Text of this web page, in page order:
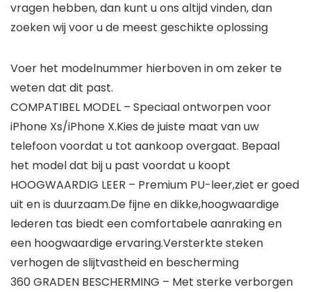
vragen hebben, dan kunt u ons altijd vinden, dan
zoeken wij voor u de meest geschikte oplossing
Voer het modelnummer hierboven in om zeker te
weten dat dit past.
COMPATIBEL MODEL – Speciaal ontworpen voor
iPhone Xs/iPhone X.Kies de juiste maat van uw
telefoon voordat u tot aankoop overgaat. Bepaal
het model dat bij u past voordat u koopt
HOOGWAARDIG LEER – Premium PU-leer,ziet er goed
uit en is duurzaam.De fijne en dikke,hoogwaardige
lederen tas biedt een comfortabele aanraking en
een hoogwaardige ervaring.Versterkte steken
verhogen de slijtvastheid en bescherming
360 GRADEN BESCHERMING – Met sterke verborgen